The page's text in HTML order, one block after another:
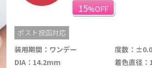
15%OFF
ポスト投函対応
装用期間：ワンデー
度数：
DIA：14.2mm
着色直径